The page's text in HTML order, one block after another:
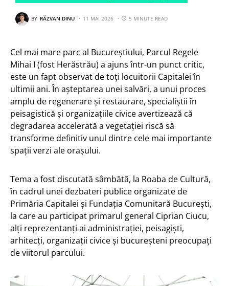
BY RĂZVAN DINU 11 MAI 2026 5 MINUTE READ
Cel mai mare parc al Bucureștiului, Parcul Regele
Mihai I (fost Herăstrău) a ajuns într-un punct critic,
este un fapt observat de toți locuitorii Capitalei în
ultimii ani. În așteptarea unei salvări, a unui proces
amplu de regenerare și restaurare, specialiștii în
peisagistică și organizațiile civice avertizează că
degradarea accelerată a vegetației riscă să
transforme definitiv unul dintre cele mai importante
spații verzi ale orașului.
Tema a fost discutată sâmbătă, la Roaba de Cultură,
în cadrul unei dezbateri publice organizate de
Primăria Capitalei și Fundația Comunitară București,
la care au participat primarul general Ciprian Ciucu,
alți reprezentanți ai administrației, peisagiști,
arhitecți, organizații civice și bucureșteni preocupați
de viitorul parcului.